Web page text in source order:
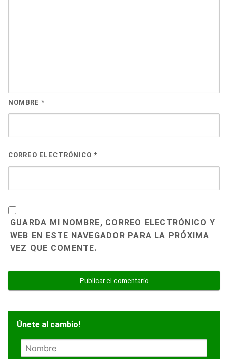
NOMBRE *
CORREO ELECTRÓNICO *
GUARDA MI NOMBRE, CORREO ELECTRÓNICO Y
WEB EN ESTE NAVEGADOR PARA LA PRÓXIMA
VEZ QUE COMENTE.
Únete al cambio!
N